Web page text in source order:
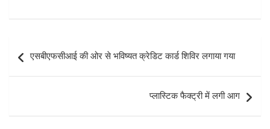
ce
b
o
o
st
d
o
ail ar
e
navigation
एसबीएफसीआई की ओर से भविष्यत क्रेडिट कार्ड शिविर लगाया गया
प्लास्टिक फैक्ट्री में लगी आग